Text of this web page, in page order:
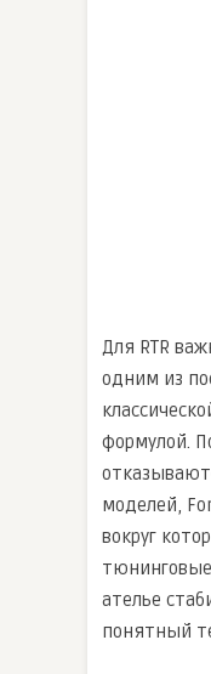
Для RTR
одним из
формулой.
моделей,
вокруг
ателье
понятный